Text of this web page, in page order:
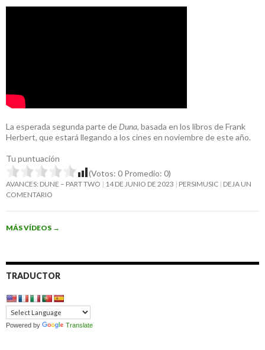
La esperada segunda parte de Duna, basada en los libros de Frank
Herbert, que estará llegando a los cines en noviembre de este año.
Tu puntuación
(Votos: 0 Promedio: 0)
AVANCES: DUNE – PART TWO 14 DE JUNIO DE 2023 PERSIMUSIC DEJA UN
COMENTARIO
MÁS VÍDEOS →
TRADUCTOR
Powered by Translate